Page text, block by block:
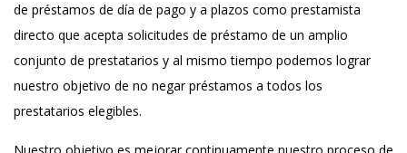
de préstamos de día de pago y a plazos como prestamista
directo que acepta solicitudes de préstamo de un amplio
conjunto de prestatarios y al mismo tiempo podemos lograr
nuestro objetivo de no negar préstamos a todos los
prestatarios elegibles.